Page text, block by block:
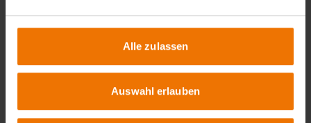
Alle zulassen
Auswahl erlauben
Umfassende Erfahrung im Bereich der Fügetechnik sowie
langjährige Kontakte in die Schienenfahrzeugindustrie.
Erfahrung auf dem Gebiet des Schienenfahrzeugbaus.
Die GSI SLV ist führend bei der Ausbildung und Qualifizierung von
Schweiß- und Schweißaufsichtspersonal.